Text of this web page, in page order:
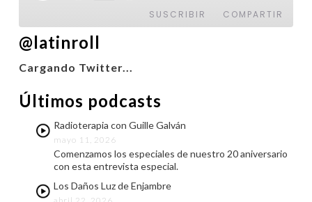
episodio
SUSCRIBIR COMPARTIR
FEED RSS
@latinroll
Cargando Twitter...
Últimos podcasts
Radioterapia con Guille Galván
mayo 11, 2026
Comenzamos los especiales de nuestro 20 aniversario
con esta entrevista especial.
Los Daños Luz de Enjambre